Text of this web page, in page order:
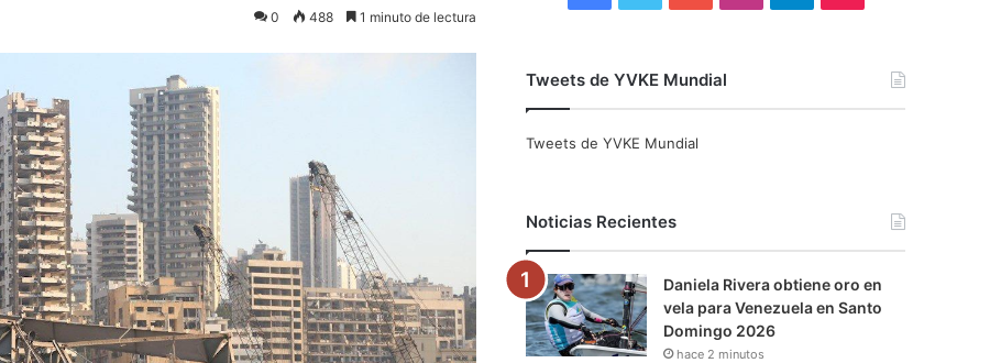
0 488 1 minuto de lectura
c
o
k
i
r
u
e
r
a
m
a
m
Tweets de YVKE Mundial
Tweets de YVKE Mundial
Noticias Recientes
Daniela Rivera obtiene oro en
vela para Venezuela en Santo
Domingo 2026
hace 2 minutos